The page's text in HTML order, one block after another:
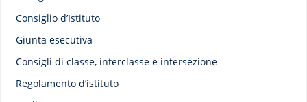
Consiglio d’Istituto
Giunta esecutiva
Consigli di classe, interclasse e intersezione
Regolamento d’istituto